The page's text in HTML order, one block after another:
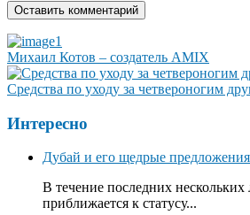
Михаил Котов – создатель AMIX
Средства по уходу за четвероногим
Интересно
Дубай и его щедрые предложения
В течение последних
приближается к статусу...